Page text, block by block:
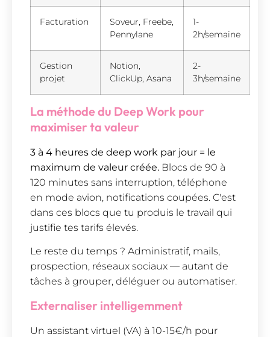
Facturation
Soveur, Freebe,
Pennylane
1-
2h/semaine
Gestion
projet
Notion,
ClickUp, Asana
2-
3h/semaine
La méthode du Deep Work pour
maximiser ta valeur
3 à 4 heures de deep work par jour = le
maximum de valeur créée. Blocs de 90 à
120 minutes sans interruption, téléphone
en mode avion, notifications coupées. C'est
dans ces blocs que tu produis le travail qui
justifie tes tarifs élevés.
Le reste du temps ? Administratif, mails,
prospection, réseaux sociaux — autant de
tâches à grouper, déléguer ou automatiser.
Externaliser intelligemment
Un assistant virtuel (VA) à 10-15€/h pour